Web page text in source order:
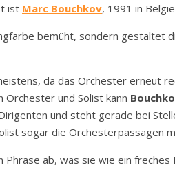
ist Marc Bouchkov, 1991 in
bemüht, sondern gestaltet
da das Orchester erneut
Orchester und Solist kann
und steht gerade bei
sogar die Orchesterpassagen
ab, was sie wie ein freches